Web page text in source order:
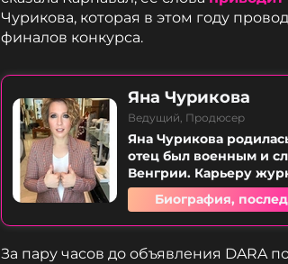
Чурикова, которая в этом году
финалов конкурса.
Яна Чурикова
Ведущий, Продюсер
Яна Чурикова
отец был военным и
Венгрии. Карьеру
Биография,
За пару часов до объявления DARA